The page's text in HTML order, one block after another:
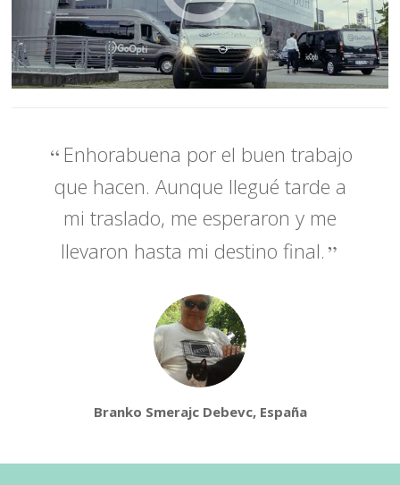
Enhorabuena por el buen trabajo
que hacen. Aunque llegué tarde a
mi traslado, me esperaron y me
llevaron hasta mi destino final.
Branko Smerajc Debevc, España